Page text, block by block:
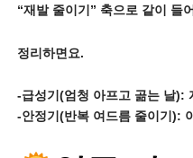
“재발 줄이기” 축으로 같이 들
정리하면요.
-급성기(엄청 아프고 곪는 날):
-안정기(반복 여드름 줄이기):